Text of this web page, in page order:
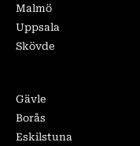
Malmö
Uppsala
Skövde
Gävle
Borås
Eskilstuna